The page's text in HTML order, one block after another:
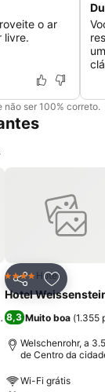
o ar
livre.
não ser 100% correto.
favoritos
)
Partilhar
4 EstrelasHotel
Hotel
8,3 Muito boa (1.355
Welschenrohr, a
de Centro da
Wi-Fi grátis